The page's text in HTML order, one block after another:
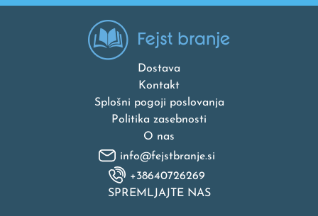
Dostava
Kontakt
Splošni pogoji poslovanja
Politika zasebnosti
O nas
info@fejstbranje.si
+38640726269
SPREMLJAJTE NAS